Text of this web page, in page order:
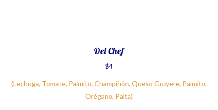
Del Chef
$4
(Lechuga, Tomate, Palmito, Champiñón, Queso Gruyere, Palmito,
Orégano, Palta)